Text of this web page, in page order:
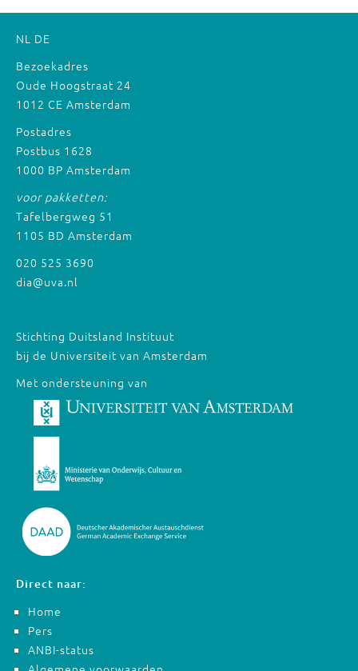
NL DE
Bezoekadres
Oude Hoogstraat 24
1012 CE Amsterdam
Postadres
Postbus 1628
1000 BP Amsterdam
voor pakketten:
Tafelbergweg 51
1105 BD Amsterdam
020 525 3690
dia@uva.nl
Stichting Duitsland Instituut
bij de Universiteit van Amsterdam
Met ondersteuning van
Direct naar:
Home
Pers
ANBI-status